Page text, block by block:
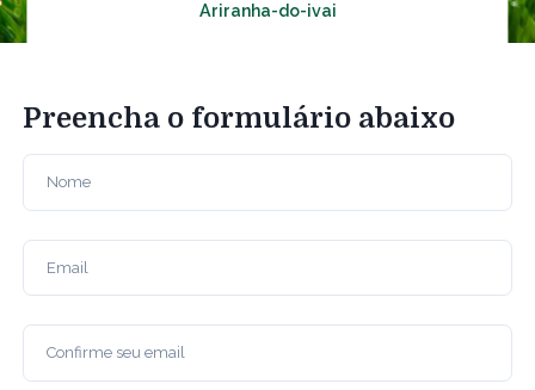
Ariranha-do-ivai
Preencha o formulário abaixo